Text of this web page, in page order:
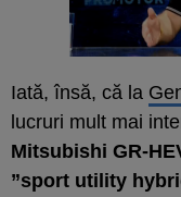
Iată, însă, că la
lucruri mult mai
Mitsubishi GR-
”sport utility